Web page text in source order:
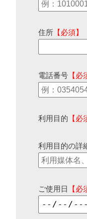
住所 【必須】
電話番号 【必
利用目的 【必
利用目的の詳
ご使用日 【必